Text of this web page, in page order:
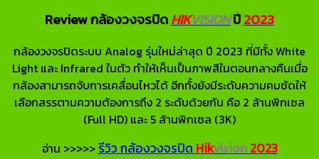
Review กล้องวงจรปิดHIKVISIONปี2023
กล้องวงจรปิดระบบ Analog รุ่นใหม่ล่าสุด ปี 2023 ที่มีทั้ง White
Light และ Infrared ในตัว ทำให้เห็นเป็นภาพสีในตอนกลางคืนเมื่อ
กล้องสามารถจับการเคลื่อนไหวได้ อีกทั้งยังมีระดับความคมชัดให้
เลือกสรรตามความต้องการถึง 2 ระดับด้วยกัน คือ 2 ล้านพิกเซล
(Full HD) และ 5 ล้านพิกเซล (3K)
อ่าน >>>>>รีวิว กล้องวงจรปิด Hikvision 2023